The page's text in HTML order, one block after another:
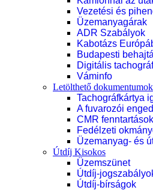
Vezetési és
Üzemanyagárak
ADR Szabályok
Kabotázs
Budapesti
Digitális tachográf
Váminfo
Letölthető dokumentumok
Tachográfkártya
A fuvarozói
CMR
Fedélzeti
Üzemanyag- és
Útdíj Kisokos
Üzemszünet
Útdíj-
Útdíj-bírságok